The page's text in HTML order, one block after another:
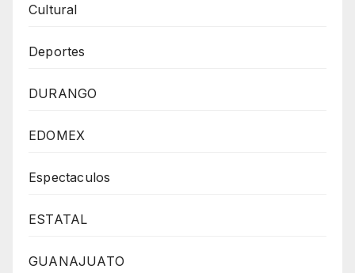
Cultural
Deportes
DURANGO
EDOMEX
Espectaculos
ESTATAL
GUANAJUATO